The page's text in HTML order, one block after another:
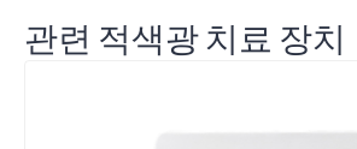
관련 적색광 치료 장치